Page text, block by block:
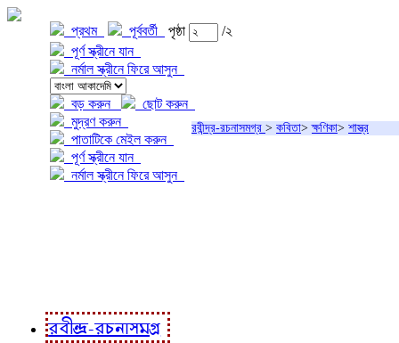
প্রথম পূর্ববর্তী পৃষ্ঠা
/২
পূর্ণ স্ক্রীনে যান
নর্মাল স্ক্রীনে ফিরে আসুন
বড় করুন
ছোট করুন
মুদ্রণ করুন
পাতাটিকে মেইল করুন
পূর্ণ স্ক্রীনে যান
নর্মাল স্ক্রীনে ফিরে আসুন
রবীন্দ্র-রচনাসমগ্র > কবিতা>ক্ষণিকা> শাস্ত্র
রবীন্দ্র-রচনাসমগ্র